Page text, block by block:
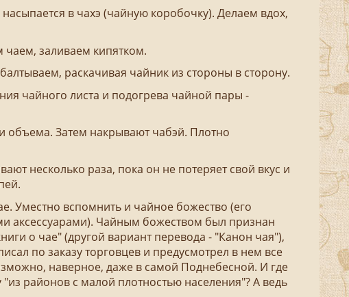
в чахэ (чайную коробочку). Делаем вдох,
заливаем кипятком.
раскачивая чайник из стороны в сторону.
чайного листа и подогрева чайной пары -
объема. Затем накрывают чабэй. Плотно
несколько раза, пока он не потеряет свой вкус и
Уместно вспомнить и чайное божество (его
аксессуарами). Чайным божеством был признан
о чае" (другой вариант перевода - "Канон чая"),
по заказу торговцев и предусмотрел в нем все
наверное, даже в самой Поднебесной. И где
районов с малой плотностью населения"? А ведь